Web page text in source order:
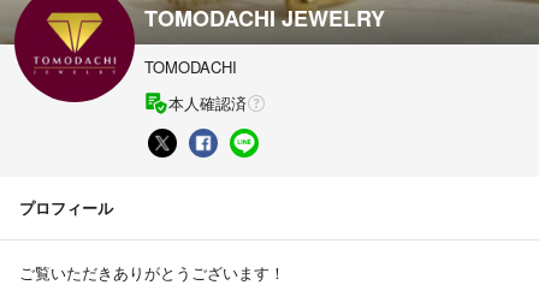
TOMODACHI JEWELRY
TOMODACHI
本人確認済
プロフィール
ご覧いただきありがとうございます！